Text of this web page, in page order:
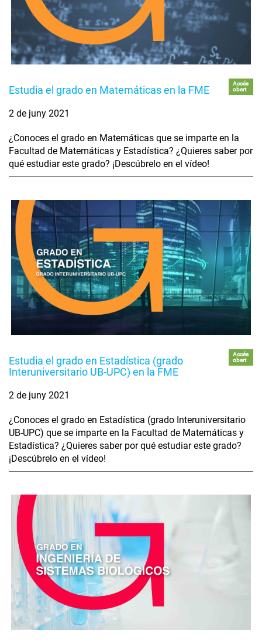
Estudia el grado en Matemáticas en la FME
Accés
obert
2 de juny 2021
¿Conoces el grado en Matemáticas que se imparte en la
Facultad de Matemáticas y Estadística? ¿Quieres saber por
qué estudiar este grado? ¡Descúbrelo en el vídeo!
Estudia el grado en Estadística (grado
Interuniversitario UB-UPC) en la FME
Accés
obert
2 de juny 2021
¿Conoces el grado en Estadística (grado Interuniversitario
UB-UPC) que se imparte en la Facultad de Matemáticas y
Estadística? ¿Quieres saber por qué estudiar este grado?
¡Descúbrelo en el vídeo!